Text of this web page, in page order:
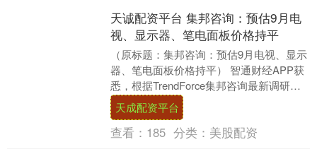
天诚配资平台 集邦咨询：预估9月电
视、显示器、笔电面板价格持平
（原标题：集邦咨询：预估9月电视、显示
器、笔电面板价格持平） 智通财经APP获
悉，根据TrendForce集邦咨询最新调研数
据，2025年9月，预估电视、显示器....
天成配资平台
查看： 185 分类： 美股配资